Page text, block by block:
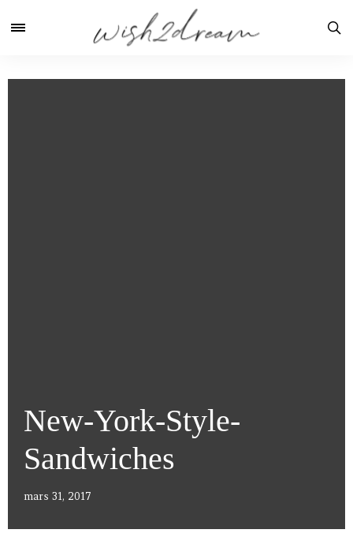
New-York-Style-
Sandwiches
mars 31, 2017